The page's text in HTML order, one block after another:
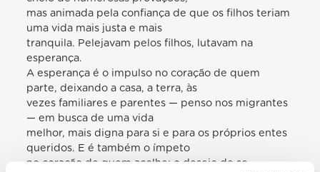
mas animada pela confiança de que os filhos teriam
uma vida mais justa e mais
tranquila. Pelejavam pelos filhos, lutavam na
esperança.
A esperança é o impulso no coração de quem
parte, deixando a casa, a terra, às
vezes familiares e parentes — penso nos migrantes
— em busca de uma vida
melhor, mais digna para si e para os próprios entes
queridos. E é também o ímpeto
no coração de quem acolhe: o desejo de se